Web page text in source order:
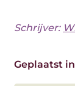
Schrijver:
Geplaatst